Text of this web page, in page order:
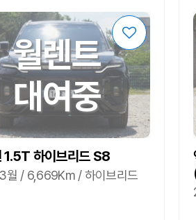
월렌트
대여중
1.5T 하이브리드 S8
월 / 6,669Km / 하이브리드